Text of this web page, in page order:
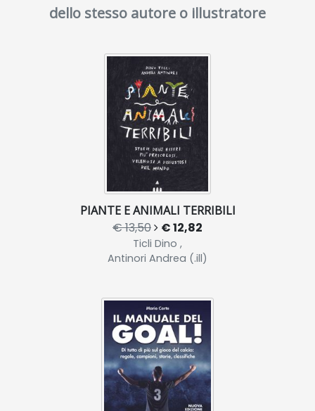
dello stesso autore o illustratore
PIANTE E ANIMALI TERRIBILI
€ 13,50 € 12,82
Ticli Dino ,
Antinori Andrea (.ill)